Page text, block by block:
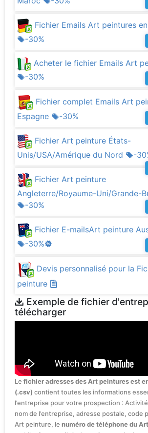
Fichier Emails Art peintures
-30%
Acheter le fichier Emails Art
-30%
Fichier complet Emails Art
Espagne
-30%
Fichier Art peinture États-
Unis/USA/Amérique du Nord
-
Fichier Art peinture
Angleterre/Royaume-Uni/Grande-
-30%
Fichier E-mailsArt peinture
-30%
Devis personnalisé pour la
peinture
Exemple de fichier
télécharger
Le fichier adresses des Art peintures est
(.csv) contient toutes les informations
l’entreprise pour votre prospection :
nom de l’entreprise, adresse postale, code
Art peinture, le numéro de téléphone du